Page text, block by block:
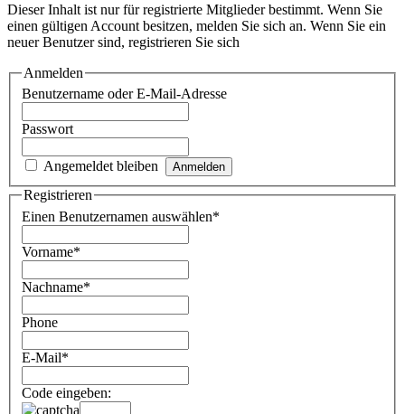
Dieser Inhalt ist nur für registrierte Mitglieder bestimmt. Wenn Sie
einen gültigen Account besitzen, melden Sie sich an. Wenn Sie ein
neuer Benutzer sind, registrieren Sie sich
Anmelden
Benutzername oder E-Mail-Adresse
Passwort
Angemeldet bleiben
Registrieren
Einen Benutzernamen auswählen*
Vorname*
Nachname*
Phone
E-Mail*
Code eingeben: